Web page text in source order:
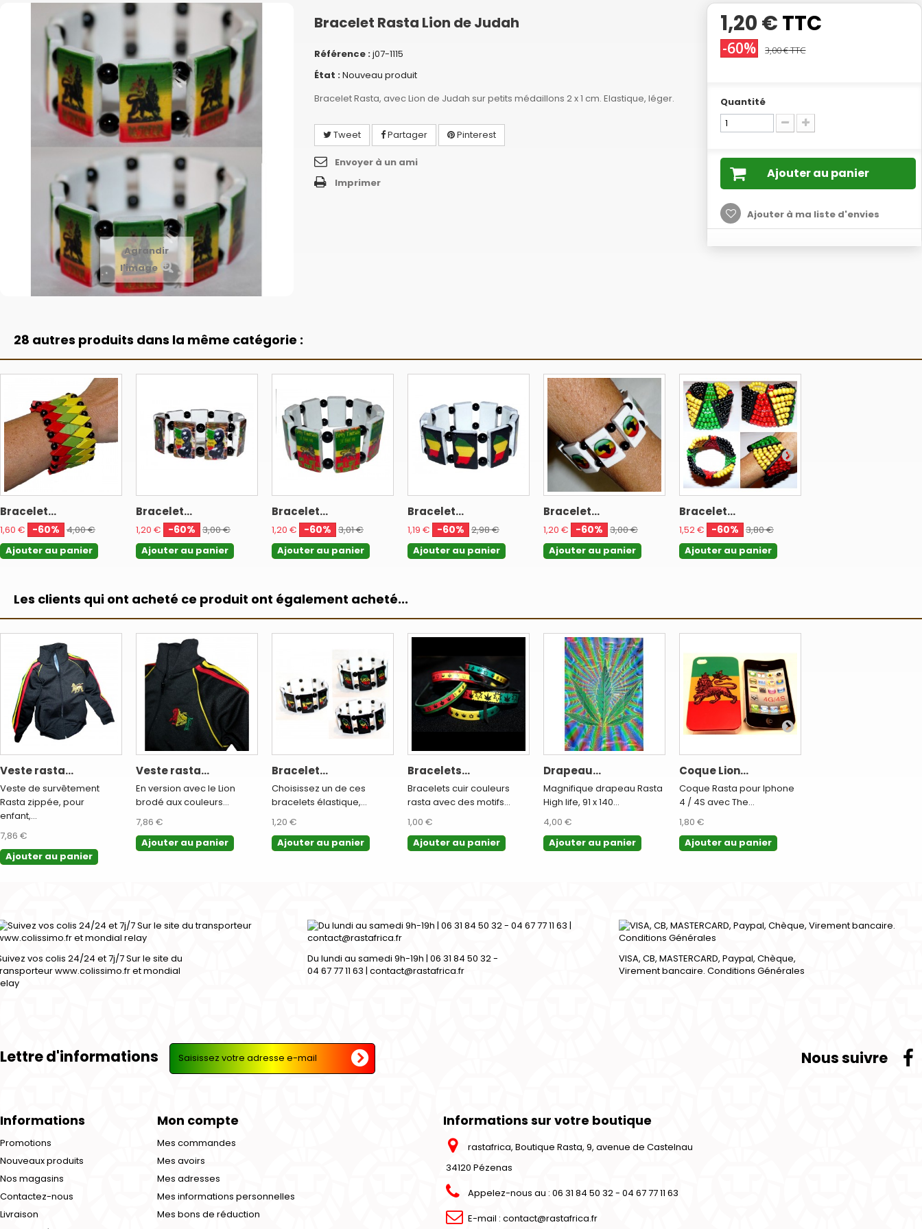
Agrandir
l'image
Bracelet Rasta Lion de Judah
Référence :j07-1115
État :Nouveau produit
Bracelet Rasta, avec Lion de Judah sur petits médaillons 2 x 1 cm. Elastique, léger.
Tweet Partager Pinterest
Envoyer à un ami
Imprimer
1,20 € TTC
-60% 3,00 €TTC
Quantité
Ajouter au panier
Ajouter à ma liste d'envies
28 autres produits dans la même catégorie :
Bracelet...
1,60 € -60% 4,00 €
Ajouter au panier
Bracelet...
1,20 € -60% 3,00 €
Ajouter au panier
Bracelet...
1,20 € -60% 3,01 €
Ajouter au panier
Bracelet...
1,19 € -60% 2,98 €
Ajouter au panier
Bracelet...
1,20 € -60% 3,00 €
Ajouter au panier
Bracelet...
1,52 € -60% 3,80 €
Ajouter au panier
Les clients qui ont acheté ce produit ont également acheté...
Veste rasta...
Veste de survêtement
Rasta zippée, pour
enfant,...
7,86 €
Ajouter au panier
Veste rasta...
En version avec le Lion
brodé aux couleurs...
7,86 €
Ajouter au panier
Bracelet...
Choisissez un de ces
bracelets élastique,...
1,20 €
Ajouter au panier
Bracelets...
Bracelets cuir couleurs
rasta avec des motifs...
1,00 €
Ajouter au panier
Drapeau...
Magnifique drapeau Rasta
High life, 91 x 140...
4,00 €
Ajouter au panier
Coque Lion...
Coque Rasta pour Iphone
4 / 4S avec The...
1,80 €
Ajouter au panier
vos colis 24/24 et 7j/7 Sur le site du
www.colissimo.fr et mondial
Du lundi au samedi 9h-19h | 06 31 84 50 32 -
04 67 77 11 63 | contact@rastafrica.fr
VISA, CB, MASTERCARD, Paypal, Chèque,
Virement bancaire. Conditions Générales
Lettre d'informations Nous suivre
Informations
Promotions
Nouveaux produits
Nos magasins
Contactez-nous
Livraison
Mon compte
Mes commandes
Mes avoirs
Mes adresses
Mes informations personnelles
Mes bons de réduction
Informations sur votre boutique
rastafrica, Boutique Rasta, 9, avenue de Castelnau
34120 Pézenas
Appelez-nous au :06 31 84 50 32 - 04 67 77 11 63
E-mail :contact@rastafrica.fr